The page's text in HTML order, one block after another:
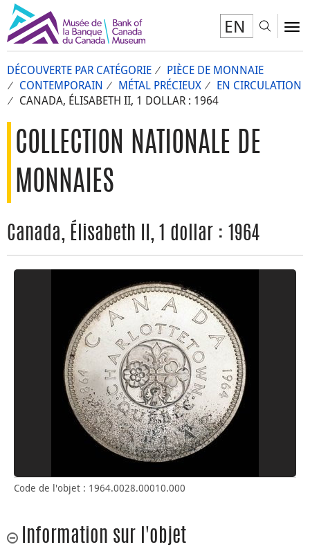
EN
DÉCOUVERTE PAR CATÉGORIE
PIÈCE DE MONNAIE
CONTEMPORAIN
MÉTAL PRÉCIEUX
EN CIRCULATION
CANADA, ÉLISABETH II, 1 DOLLAR : 1964
COLLECTION NATIONALE DE
MONNAIES
Canada, Élisabeth II, 1 dollar : 1964
Code de l'objet : 1964.0028.00010.000
Information sur l'objet